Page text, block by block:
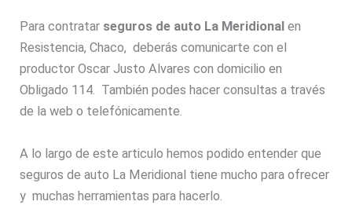
Para contratar seguros de auto La Meridional en
Resistencia, Chaco, deberás comunicarte con el
productor Oscar Justo Alvares con domicilio en
Obligado 114. También podes hacer consultas a través
de la web o telefónicamente.
A lo largo de este articulo hemos podido entender que
seguros de auto La Meridional tiene mucho para ofrecer
y muchas herramientas para hacerlo.